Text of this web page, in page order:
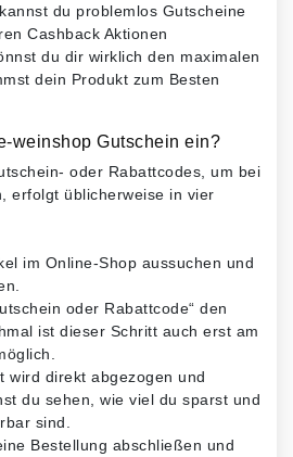
du problemlos Gutscheine
Cashback Aktionen
du dir wirklich den maximalen
dein Produkt zum Besten
weinshop Gutschein ein?
oder Rabattcodes, um bei
erfolgt üblicherweise in vier
im Online-Shop aussuchen und
oder Rabattcode“ den
ist dieser Schritt auch erst am
wird direkt abgezogen und
du sehen, wie viel du sparst und
sind.
Bestellung abschließen und